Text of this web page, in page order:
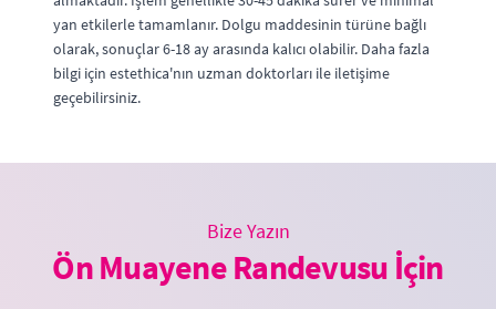
yan etkilerle tamamlanır. Dolgu maddesinin türüne bağlı
olarak, sonuçlar 6-18 ay arasında kalıcı olabilir. Daha fazla
bilgi için estethica'nın uzman doktorları ile iletişime
geçebilirsiniz.
Bize Yazın
Ön Muayene Randevusu İçin